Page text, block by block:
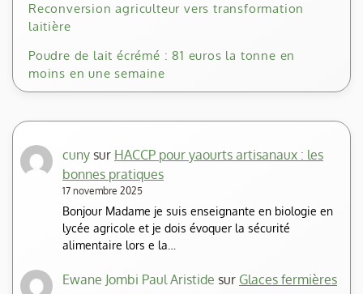
Reconversion agriculteur vers transformation
laitière
Poudre de lait écrémé : 81 euros la tonne en
moins en une semaine
cuny sur HACCP pour yaourts artisanaux : les
bonnes pratiques
17 novembre 2025
Bonjour Madame je suis enseignante en biologie en
lycée agricole et je dois évoquer la sécurité
alimentaire lors e la…
Ewane Jombi Paul Aristide sur Glaces fermières